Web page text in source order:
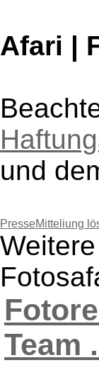
Afari |
und
PresseMitteliung
Team